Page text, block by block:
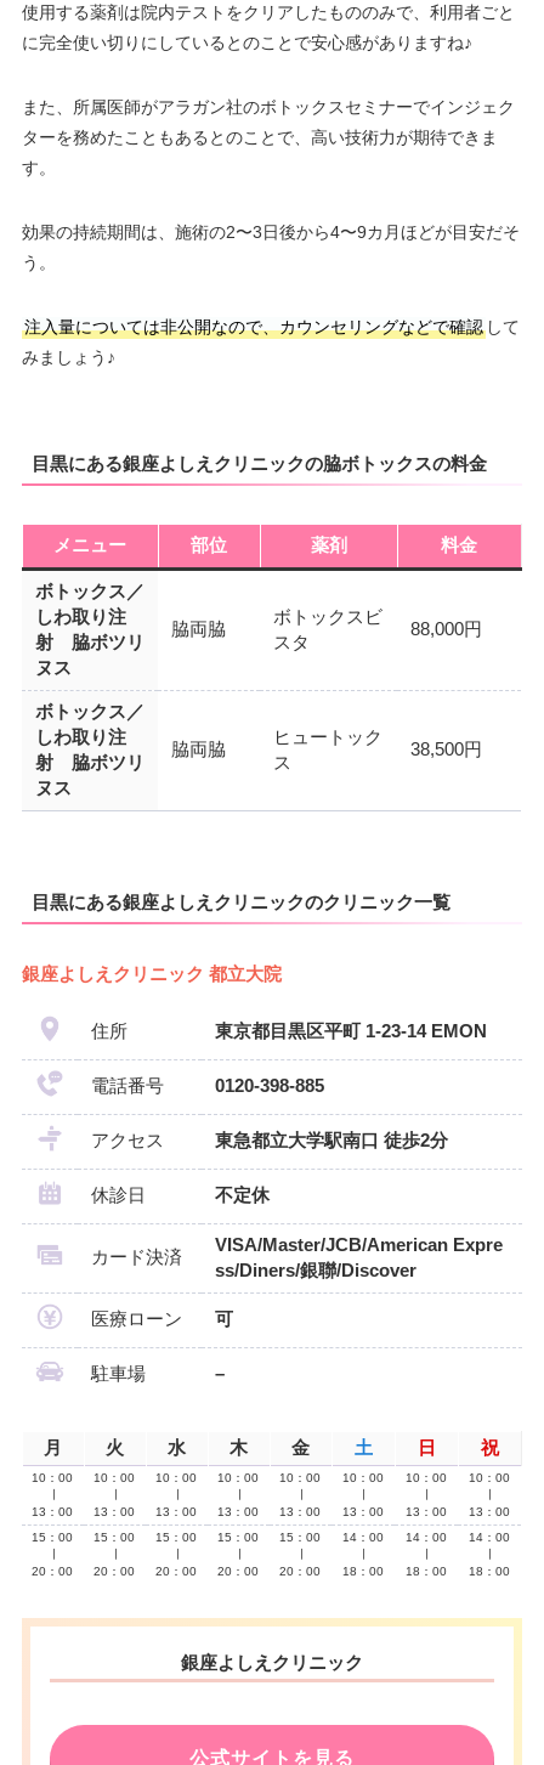
使用する薬剤は院内テストをクリアしたもののみで、利用者ごと
に完全使い切りにしているとのことで安心感がありますね♪
また、所属医師がアラガン社のボトックスセミナーでインジェク
ターを務めたこともあるとのことで、高い技術力が期待できま
す。
効果の持続期間は、施術の2〜3日後から4〜9カ月ほどが目安だそ
う。
注入量については非公開なので、カウンセリングなどで確認して
みましょう♪
目黒にある銀座よしえクリニックの脇ボトックスの料金
メニュー 部位 薬剤 料金
ボトックス／
しわ取り注
射 脇ボツリ
ヌス
脇両脇
ボトックスビ
スタ
88,000円
ボトックス／
しわ取り注
射 脇ボツリ
ヌス
脇両脇
ヒュートック
ス
38,500円
目黒にある銀座よしえクリニックのクリニック一覧
銀座よしえクリニック 都立大院
住所 東京都目黒区平町 1-23-14 EMON
電話番号 0120-398-885
アクセス 東急都立大学駅南口 徒歩2分
休診日 不定休
カード決済
VISA/Master/JCB/American Expre
ss/Diners/銀聯/Discover
医療ローン 可
駐車場 –
月 火 水 木 金 土 日 祝
10：00
13：00
10：00
13：00
10：00
13：00
10：00
13：00
10：00
13：00
10：00
13：00
10：00
13：00
10：00
13：00
15：00
20：00
15：00
20：00
15：00
20：00
15：00
20：00
15：00
20：00
14：00
18：00
14：00
18：00
14：00
18：00
銀座よしえクリニック
公式サイトを見る